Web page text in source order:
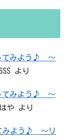
プルだった
てみよう♪ ～
より
てみよう♪ ～
はや より
てみよう♪ ～リ